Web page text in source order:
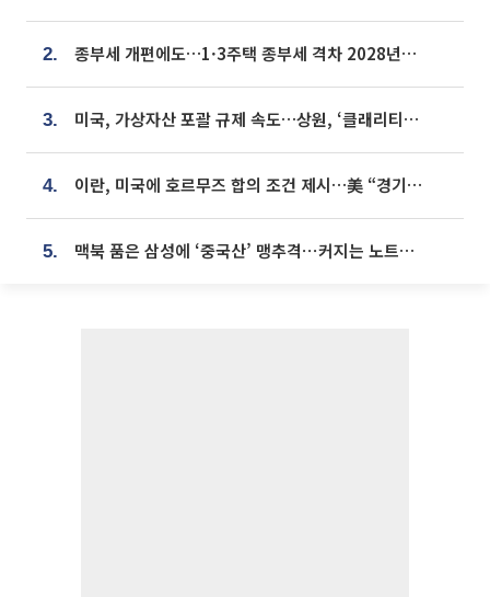
2. 종부세 개편에도…1·3주택 종부세 격차 2028년부터 확대
3. 미국, 가상자산 포괄 규제 속도…상원, ‘클래리티법’ 9월 절차투표 추진
4. 이란, 미국에 호르무즈 합의 조건 제시…美 “경기 아직 안 끝나” [종합]
5. 맥북 품은 삼성에 ‘중국산’ 맹추격⋯커지는 노트북 OLED 시장